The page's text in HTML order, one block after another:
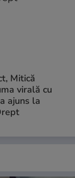
Mitică
virală cu
ajuns la